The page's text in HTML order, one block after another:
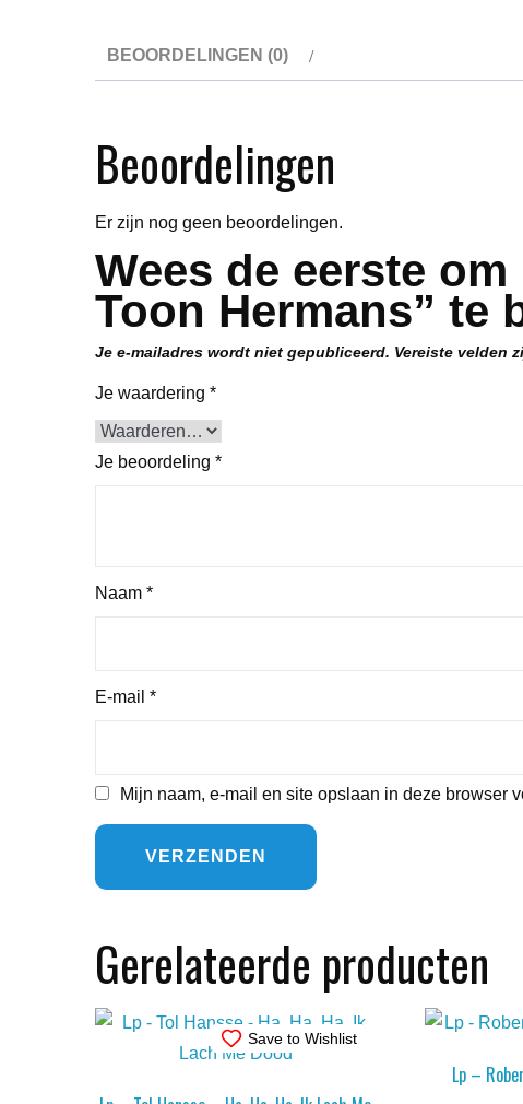
BEOORDELINGEN (0)
Beoordelingen
Er zijn nog geen beoordelingen.
Wees de eerste
Toon Hermans” te
Je e-mailadres wordt niet gepubliceerd. Vereiste velden
Je waardering *
Je beoordeling *
Naam *
E-mail *
Mijn naam, e-mail en site opslaan in deze browser
Gerelateerde producten
Save to Wishlist
Lp –